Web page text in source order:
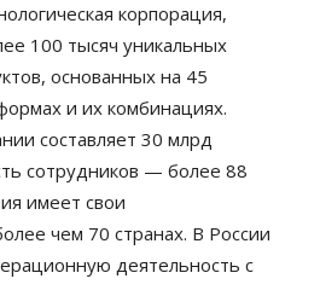
корпорация,
100 тысяч уникальных
основанных на 45
и их комбинациях.
составляет 30 млрд
сотрудников — более 88
имеет свои
чем 70 странах. В России
деятельность с